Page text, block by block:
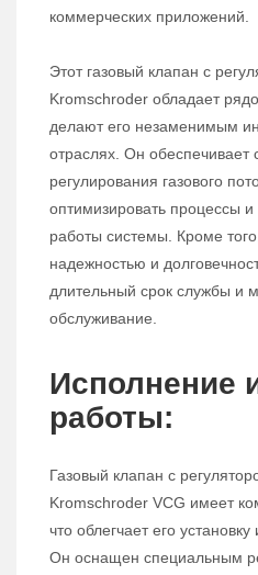
коммерческих приложений.
Этот газовый клапан с
Kromschroder обладает
делают его незаменимым
отраслях. Он обеспечивает
регулирования газового
оптимизировать процессы
работы системы. Кроме
надежностью и
длительный срок службы и
обслуживание.
Исполнение
работы:
Газовый клапан с
Kromschroder VCG имеет
что облегчает его
Он оснащен специальным